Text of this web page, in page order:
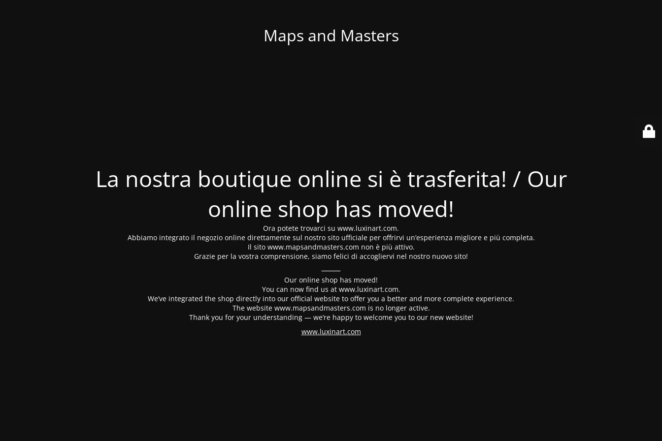
Maps and Masters
La nostra boutique online si è trasferita! / Our
online shop has moved!
Ora potete trovarci su www.luxinart.com.
Abbiamo integrato il negozio online direttamente sul nostro sito ufficiale per offrirvi un’esperienza migliore e più completa.
Il sito www.mapsandmasters.com non è più attivo.
Grazie per la vostra comprensione, siamo felici di accogliervi nel nostro nuovo sito!
⸻
Our online shop has moved!
You can now find us at www.luxinart.com.
We’ve integrated the shop directly into our official website to offer you a better and more complete experience.
The website www.mapsandmasters.com is no longer active.
Thank you for your understanding — we’re happy to welcome you to our new website!
www.luxinart.com